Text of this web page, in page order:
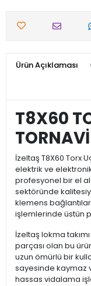
Ürün Açıklaması
T8X60
İzeltaş T8X60 Torx
elektrik ve
profesyonel bir el
sektöründe
klemens
işlemlerinde üstün
İzeltaş lokma
parçası olan bu
uzun ömürlü bir
sayesinde kaymaz
hassas vidalama